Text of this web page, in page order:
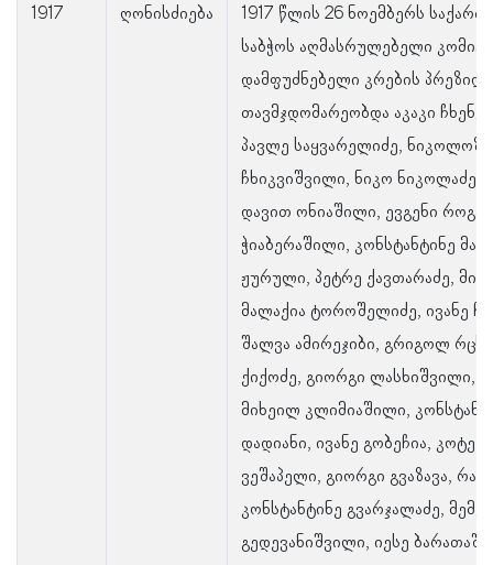
1917 ღონისძიება
1917 წლის 26 ნოემბერს
საბჭოს აღმასრულებელი
დამფუძნებელი კრების
თავმჯდომარეობდა აკაკი
პავლე საყვარელიძე, ნიკოლოზ
ჩხიკვიშვილი, ნიკო ნიკოლაძე,
დავით ონიაშილი, ევგენი
ჭიაბერაშილი, კონსტანტინე
ჟურული, პეტრე ქავთარაძე,
მალაქია ტოროშელიძე, ივანე
შალვა ამირეჯიბი, გრიგოლ
ქიქოძე, გიორგი ლასხიშვილი,
მიხეილ კლიმიაშილი,
დადიანი, ივანე გობეჩია, კოტე
ვეშაპელი, გიორგი გვაზავა,
კონსტანტინე გვარჯალაძე,
გედევანიშვილი, იესე